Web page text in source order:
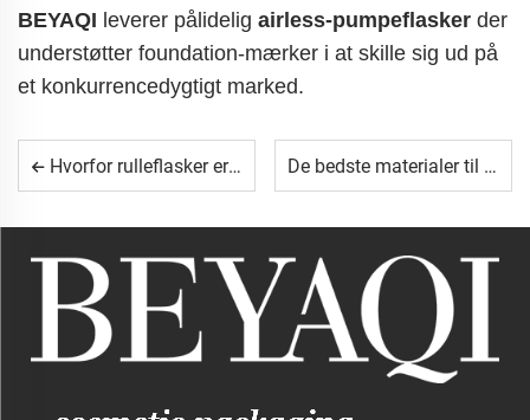
BEYAQI leverer pålidelig airless-pumpeflasker der
understøtter foundation-mærker i at skille sig ud på
et konkurrencedygtigt marked.
Hvorfor rulleflasker er ideelle til formuleringer til følsom hud De bedste materialer til luftfrie flasker af høj kvalitet